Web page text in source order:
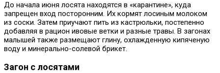
До начала июня лосята находятся в «карантине», куда
запрещен вход посторонним. Их кормят лосиным молоком
из соски. Затем приучают пить из кастрюльки, постепенно
добавляя в рацион ивовые ветки и разные травы. В загонах
малышей также размещают глину, охлажденную кипяченую
воду и минерально-солевой брикет.
Загон с лосятами